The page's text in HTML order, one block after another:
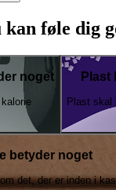
kan føle dig
noget Plast
Plast skal
betyder noget
det, der er inden i